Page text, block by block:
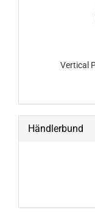
Vertical
Händlerbund